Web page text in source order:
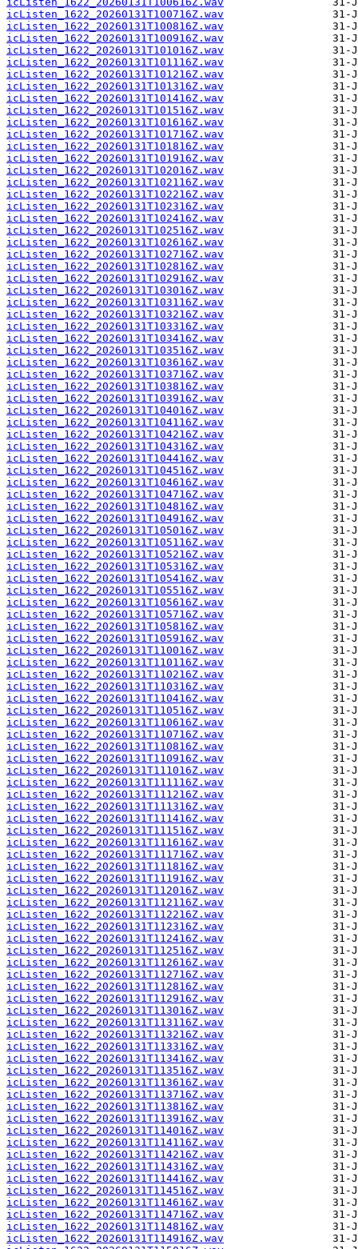
icListen_1622_20260131T100716Z.wav
icListen_1622_20260131T100816Z.wav
icListen_1622_20260131T100916Z.wav
icListen_1622_20260131T101016Z.wav
icListen_1622_20260131T101116Z.wav
icListen_1622_20260131T101216Z.wav
icListen_1622_20260131T101316Z.wav
icListen_1622_20260131T101416Z.wav
icListen_1622_20260131T101516Z.wav
icListen_1622_20260131T101616Z.wav
icListen_1622_20260131T101716Z.wav
icListen_1622_20260131T101816Z.wav
icListen_1622_20260131T101916Z.wav
icListen_1622_20260131T102016Z.wav
icListen_1622_20260131T102116Z.wav
icListen_1622_20260131T102216Z.wav
icListen_1622_20260131T102316Z.wav
icListen_1622_20260131T102416Z.wav
icListen_1622_20260131T102516Z.wav
icListen_1622_20260131T102616Z.wav
icListen_1622_20260131T102716Z.wav
icListen_1622_20260131T102816Z.wav
icListen_1622_20260131T102916Z.wav
icListen_1622_20260131T103016Z.wav
icListen_1622_20260131T103116Z.wav
icListen_1622_20260131T103216Z.wav
icListen_1622_20260131T103316Z.wav
icListen_1622_20260131T103416Z.wav
icListen_1622_20260131T103516Z.wav
icListen_1622_20260131T103616Z.wav
icListen_1622_20260131T103716Z.wav
icListen_1622_20260131T103816Z.wav
icListen_1622_20260131T103916Z.wav
icListen_1622_20260131T104016Z.wav
icListen_1622_20260131T104116Z.wav
icListen_1622_20260131T104216Z.wav
icListen_1622_20260131T104316Z.wav
icListen_1622_20260131T104416Z.wav
icListen_1622_20260131T104516Z.wav
icListen_1622_20260131T104616Z.wav
icListen_1622_20260131T104716Z.wav
icListen_1622_20260131T104816Z.wav
icListen_1622_20260131T104916Z.wav
icListen_1622_20260131T105016Z.wav
icListen_1622_20260131T105116Z.wav
icListen_1622_20260131T105216Z.wav
icListen_1622_20260131T105316Z.wav
icListen_1622_20260131T105416Z.wav
icListen_1622_20260131T105516Z.wav
icListen_1622_20260131T105616Z.wav
icListen_1622_20260131T105716Z.wav
icListen_1622_20260131T105816Z.wav
icListen_1622_20260131T105916Z.wav
icListen_1622_20260131T110016Z.wav
icListen_1622_20260131T110116Z.wav
icListen_1622_20260131T110216Z.wav
icListen_1622_20260131T110316Z.wav
icListen_1622_20260131T110416Z.wav
icListen_1622_20260131T110516Z.wav
icListen_1622_20260131T110616Z.wav
icListen_1622_20260131T110716Z.wav
icListen_1622_20260131T110816Z.wav
icListen_1622_20260131T110916Z.wav
icListen_1622_20260131T111016Z.wav
icListen_1622_20260131T111116Z.wav
icListen_1622_20260131T111216Z.wav
icListen_1622_20260131T111316Z.wav
icListen_1622_20260131T111416Z.wav
icListen_1622_20260131T111516Z.wav
icListen_1622_20260131T111616Z.wav
icListen_1622_20260131T111716Z.wav
icListen_1622_20260131T111816Z.wav
icListen_1622_20260131T111916Z.wav
icListen_1622_20260131T112016Z.wav
icListen_1622_20260131T112116Z.wav
icListen_1622_20260131T112216Z.wav
icListen_1622_20260131T112316Z.wav
icListen_1622_20260131T112416Z.wav
icListen_1622_20260131T112516Z.wav
icListen_1622_20260131T112616Z.wav
icListen_1622_20260131T112716Z.wav
icListen_1622_20260131T112816Z.wav
icListen_1622_20260131T112916Z.wav
icListen_1622_20260131T113016Z.wav
icListen_1622_20260131T113116Z.wav
icListen_1622_20260131T113216Z.wav
icListen_1622_20260131T113316Z.wav
icListen_1622_20260131T113416Z.wav
icListen_1622_20260131T113516Z.wav
icListen_1622_20260131T113616Z.wav
icListen_1622_20260131T113716Z.wav
icListen_1622_20260131T113816Z.wav
icListen_1622_20260131T113916Z.wav
icListen_1622_20260131T114016Z.wav
icListen_1622_20260131T114116Z.wav
icListen_1622_20260131T114216Z.wav
icListen_1622_20260131T114316Z.wav
icListen_1622_20260131T114416Z.wav
icListen_1622_20260131T114516Z.wav
icListen_1622_20260131T114616Z.wav
icListen_1622_20260131T114716Z.wav
icListen_1622_20260131T114816Z.wav
icListen_1622_20260131T114916Z.wav